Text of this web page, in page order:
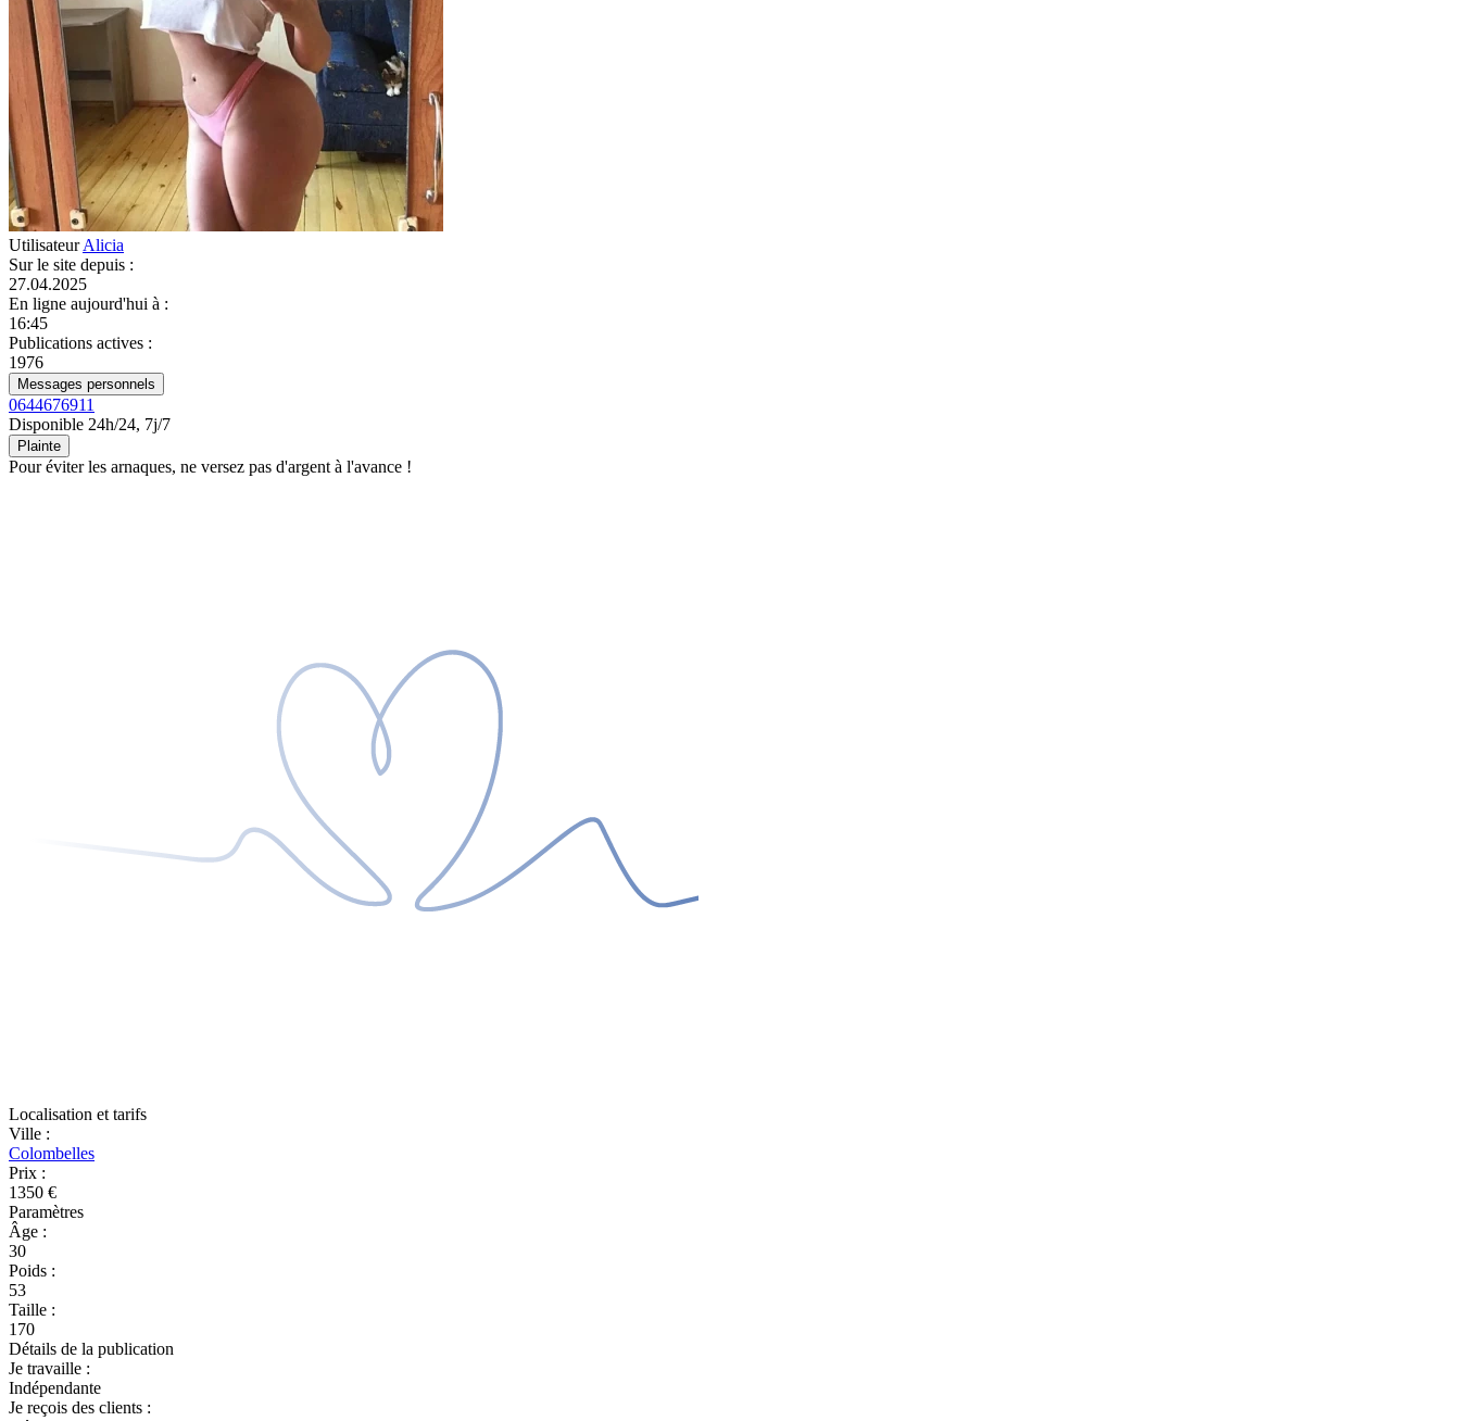
UtilisateurAlicia
Sur le site depuis :
27.04.2025
En ligne aujourd'hui à :
16:45
Publications actives :
1976
Messages personnels
0644676911
Disponible 24h/24, 7j/7
Plainte
Pour éviter les arnaques, ne versez pas d'argent à l'avance !
Localisation et tarifs
Ville :
Colombelles
Prix :
1350 €
Paramètres
Âge :
30
Poids :
53
Taille :
170
Détails de la publication
Je travaille :
Indépendante
Je reçois des clients :